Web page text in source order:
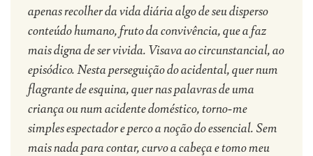
apenas recolher da vida diária algo de seu disperso
conteúdo humano, fruto da convivência, que a faz
mais digna de ser vivida. Visava ao circunstancial, ao
episódico. Nesta perseguição do acidental, quer num
flagrante de esquina, quer nas palavras de uma
criança ou num acidente doméstico, torno-me
simples espectador e perco a noção do essencial. Sem
mais nada para contar, curvo a cabeça e tomo meu